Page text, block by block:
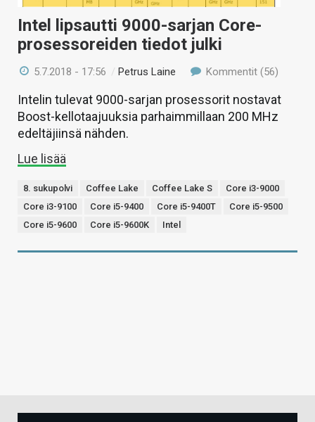
HAKU
Intel lipsautti 9000-sarjan Core-
prosessoreiden tiedot julki
5.7.2018 - 17:56 /Petrus Laine Kommentit (56)
Intelin tulevat 9000-sarjan prosessorit nostavat
Boost-kellotaajuuksia parhaimmillaan 200 MHz
edeltäjiinsä nähden.
Lue lisää
8. sukupolvi Coffee Lake Coffee Lake S
Core i3-9000
Core i3-9100
Core i5-9400 Core i5-9400T
Core i5-9500
Core i5-9600
Core i5-9600K Intel